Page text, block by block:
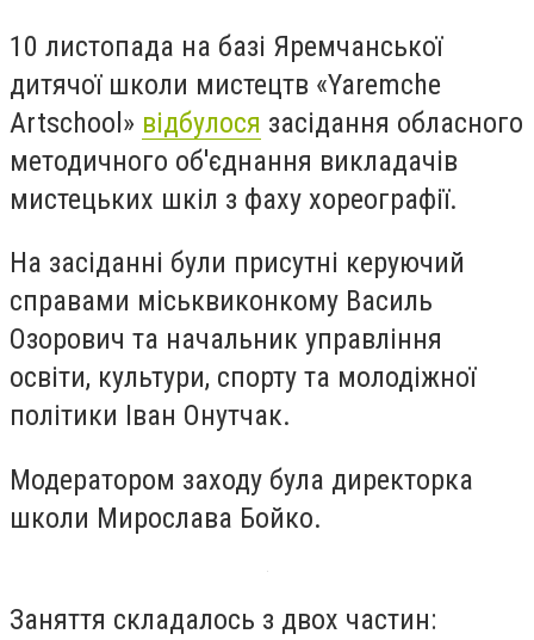
10 листопада на базі Яремчанської
дитячої школи мистецтв «Yaremche
Artschool» відбулося засідання обласного
методичного об'єднання викладачів
мистецьких шкіл з фаху хореографії.
На засіданні були присутні керуючий
справами міськвиконкому Василь
Озорович та начальник управління
освіти, культури, спорту та молодіжної
політики Іван Онутчак.
Модератором заходу була директорка
школи Мирослава Бойко.
Заняття складалось з двох частин: